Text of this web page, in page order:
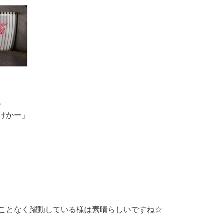
かー」
となく躍動している様は素晴らしいですね☆